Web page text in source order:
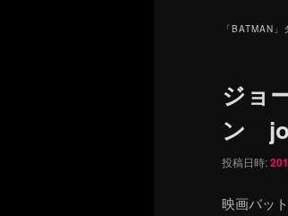
「BATMAN 」
ジョ
ン
投稿日時:
映画バッ